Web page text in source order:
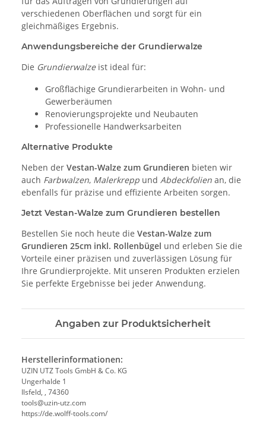
verschiedenen Oberflächen und sorgt für ein
gleichmäßiges Ergebnis.
Anwendungsbereiche der Grundierwalze
Die Grundierwalzeist ideal für:
Großflächige Grundierarbeiten in Wohn- und
Gewerberäumen
Renovierungsprojekte und Neubauten
Professionelle Handwerksarbeiten
Alternative Produkte
Neben der Vestan-Walze zum Grundieren bieten wir
auch Farbwalzen, Malerkrepp und Abdeckfolien an, die
ebenfalls für präzise und effiziente Arbeiten sorgen.
Jetzt Vestan-Walze zum Grundieren bestellen
Bestellen Sie noch heute die Vestan-Walze zum
Grundieren 25cm inkl. Rollenbügel und erleben Sie die
Vorteile einer präzisen und zuverlässigen Lösung für
Ihre Grundierprojekte. Mit unseren Produkten erzielen
Sie perfekte Ergebnisse bei jeder Anwendung.
Angaben zur Produktsicherheit
Herstellerinformationen:
UZIN UTZ Tools GmbH & Co. KG
Ungerhalde 1
Ilsfeld, , 74360
tools@uzin-utz.com
https://de.wolff-tools.com/